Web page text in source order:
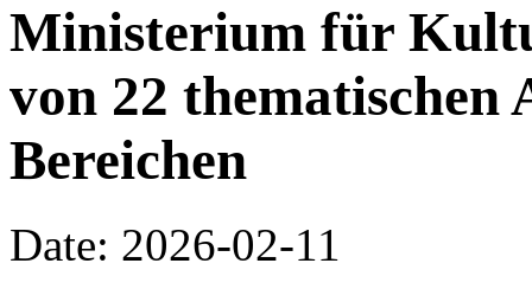
Ministerium für
von 22
Bereichen
Date: 2026-02-11